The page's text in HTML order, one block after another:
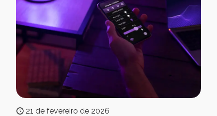
21 de fevereiro de 2026